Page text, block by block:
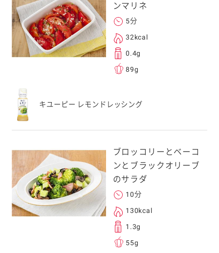
ンマリネ
5分
32kcal
0.4g
89g
キユーピー レモンドレッシング
ブロッコリーとベーコ
ンとブラックオリーブ
のサラダ
10分
130kcal
1.3g
55g